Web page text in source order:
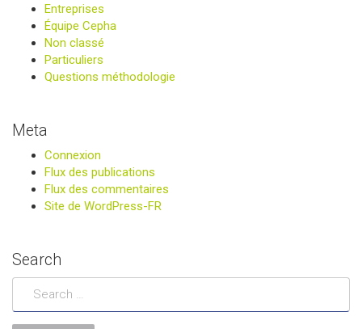
Entreprises
Équipe Cepha
Non classé
Particuliers
Questions méthodologie
Meta
Connexion
Flux des publications
Flux des commentaires
Site de WordPress-FR
Search